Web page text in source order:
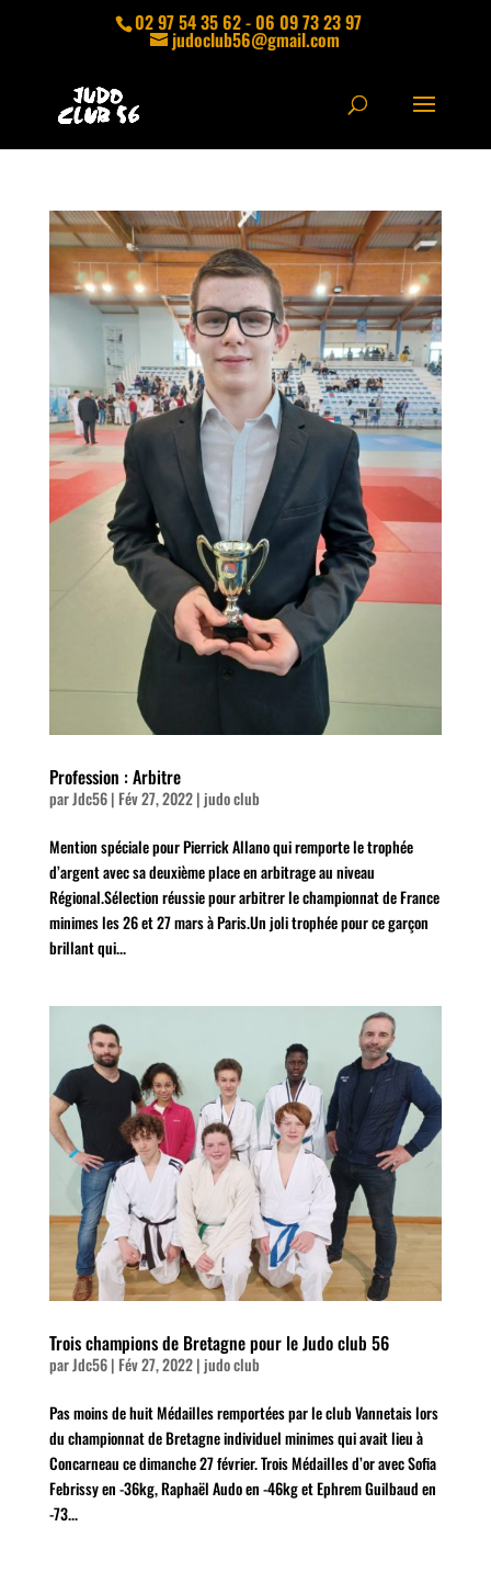
02 97 54 35 62 - 06 09 73 23 97
judoclub56@gmail.com
Profession : Arbitre
parJdc56| Fév 27, 2022| judo club
Mention spéciale pour Pierrick Allano qui remporte le trophée
d’argent avec sa deuxième place en arbitrage au niveau
Régional.Sélection réussie pour arbitrer le championnat de France
minimes les 26 et 27 mars à Paris.Un joli trophée pour ce garçon
brillant qui...
Trois champions de Bretagne pour le Judo club 56
parJdc56| Fév 27, 2022| judo club
Pas moins de huit Médailles remportées par le club Vannetais lors
du championnat de Bretagne individuel minimes qui avait lieu à
Concarneau ce dimanche 27 février. Trois Médailles d’or avec Sofia
Febrissy en -36kg, Raphaël Audo en -46kg et Ephrem Guilbaud en
-73...